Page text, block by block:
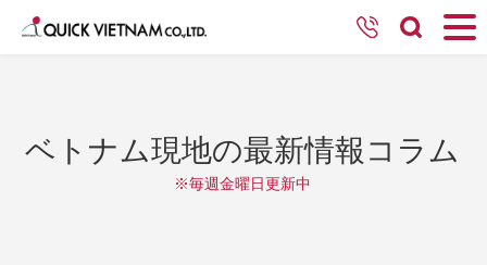
ベトナム現地の最新情報コラム
※毎週金曜日更新中